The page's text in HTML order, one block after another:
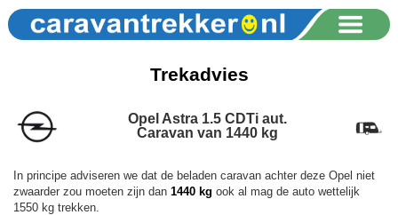
Trekadvies
Opel Astra 1.5 CDTi aut.
Caravan van 1440 kg
In principe adviseren we dat de beladen caravan achter deze Opel niet
zwaarder zou moeten zijn dan 1440 kg ook al mag de auto wettelijk
1550 kg trekken.